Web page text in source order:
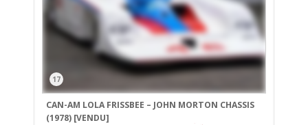
17
CAN-AM LOLA FRISSBEE – JOHN MORTON CHASSIS
(1978) [VENDU]